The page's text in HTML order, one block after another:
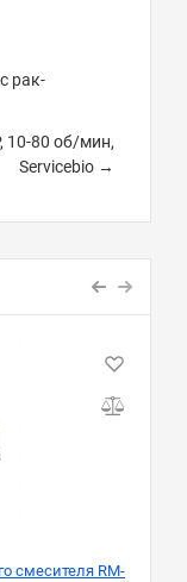
рак-
10-80 об/мин,
Servicebio →
смесителя RM-